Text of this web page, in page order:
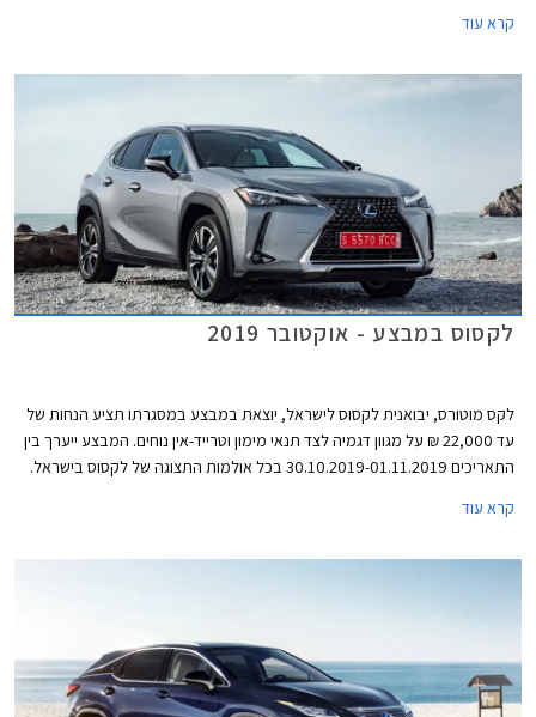
אינץ' מרשימים.
קרא עוד
לקסוס במבצע - אוקטובר 2019
לקס מוטורס, יבואנית לקסוס לישראל, יוצאת במבצע במסגרתו תציע הנחות של
עד 22,000 ₪ על מגוון דגמיה לצד תנאי מימון וטרייד-אין נוחים. המבצע ייערך בין
התאריכים 30.10.2019-01.11.2019 בכל אולמות התצוגה של לקסוס בישראל.
קרא עוד